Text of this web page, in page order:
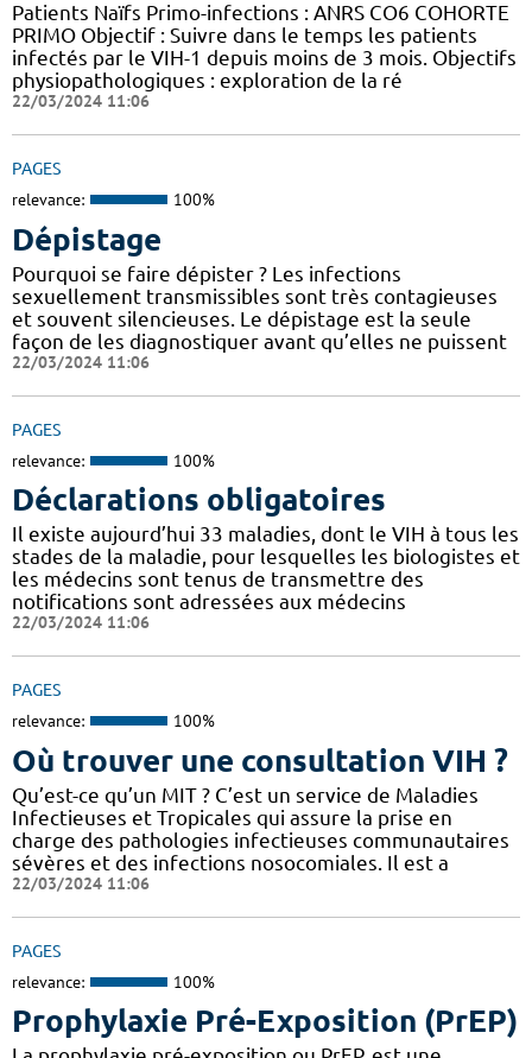
Patients Naïfs Primo-infections : ANRS CO6 COHORTE
PRIMO Objectif : Suivre dans le temps les patients
infectés par le VIH-1 depuis moins de 3 mois. Objectifs
physiopathologiques : exploration de la ré
22/03/2024 11:06
PAGES
relevance: 100%
Dépistage
Pourquoi se faire dépister ? Les infections
sexuellement transmissibles sont très contagieuses
et souvent silencieuses. Le dépistage est la seule
façon de les diagnostiquer avant qu’elles ne puissent
22/03/2024 11:06
PAGES
relevance: 100%
Déclarations obligatoires
Il existe aujourd’hui 33 maladies, dont le VIH à tous les
stades de la maladie, pour lesquelles les biologistes et
les médecins sont tenus de transmettre des
notifications sont adressées aux médecins
22/03/2024 11:06
PAGES
relevance: 100%
Où trouver une consultation VIH ?
Qu’est-ce qu’un MIT ? C’est un service de Maladies
Infectieuses et Tropicales qui assure la prise en
charge des pathologies infectieuses communautaires
sévères et des infections nosocomiales. Il est a
22/03/2024 11:06
PAGES
relevance: 100%
Prophylaxie Pré-Exposition (PrEP)